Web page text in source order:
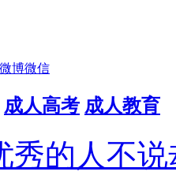
博微信
成人高考 成人教育
秀的人不